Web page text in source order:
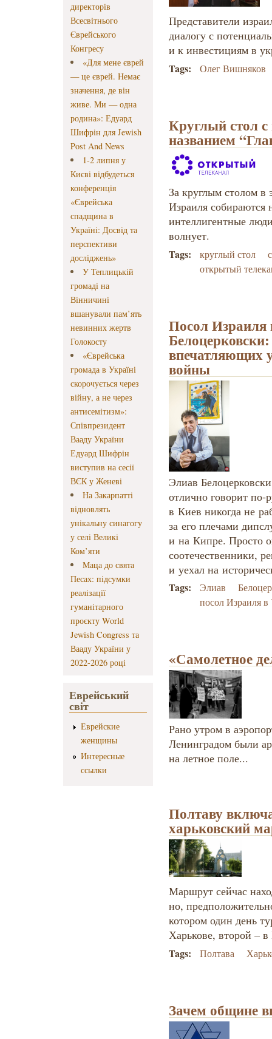
директорів
Всесвітнього
Єврейського
Конгресу
«Для мене єврей
— це єврей. Немає
значення, де він
живе. Ми — одна
родина»: Едуард
Шифрін для Jewish
Post And News
1-2 липня у
Києві відбудеться
конференція
«Єврейська
спадщина в
Україні: Досвід та
перспективи
досліджень»
У Теплицькій
громаді на
Вінничині
вшанували пам’ять
невинних жертв
Голокосту
«Єврейська
громада в Україні
скорочується через
війну, а не через
антисемітизм»:
Співпрезидент
Вааду України
Едуард Шифрін
виступив на сесії
ВЄК у Женеві
На Закарпатті
відновлять
унікальну синагогу
у селі Великі
Ком’яти
Маца до свята
Песах: підсумки
реалізації
гуманітарного
проєкту World
Jewish Congress та
Вааду України у
2022-2026 році
Еврейський
світ
Еврейские
женщины
Интересные
ссылки
Представители
диалогу с
и к инвестициям в
Tags: Олег Вишняков
Круглый стол
названием
За круглым столом в
Израиля
интеллигентные
волнует.
Tags: круглый стол
открытый
Посол Израиля
впечатляющих
войны
Элиав
отлично говорит
в Киев никогда не
за его плечами
и на Кипре. Просто
соотечественники,
и уехал на
Tags: Элиав
посол Израиля
«Самолетное
Рано утром в
Ленинградом были
на летное поле...
Полтаву
харьковский
Маршрут сейчас
но,
котором один день
Харькове, второй –
Tags: Полтава
Зачем общине